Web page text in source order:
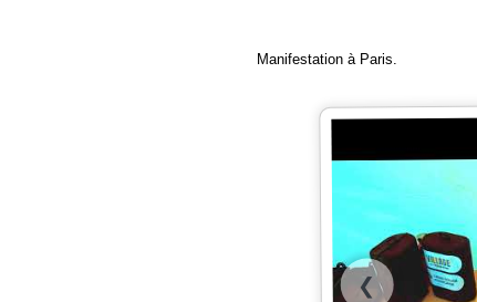
Manifestation à Paris.
❮